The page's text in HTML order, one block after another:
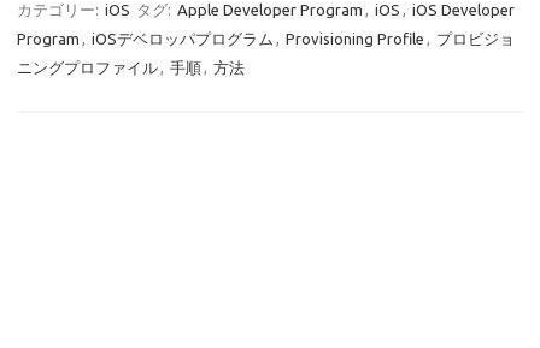
カテゴリー: iOS タグ: Apple Developer Program , iOS , iOS Developer
Program , iOSデベロッパプログラム , Provisioning Profile , プロビジョ
ニングプロファイル, 手順, 方法